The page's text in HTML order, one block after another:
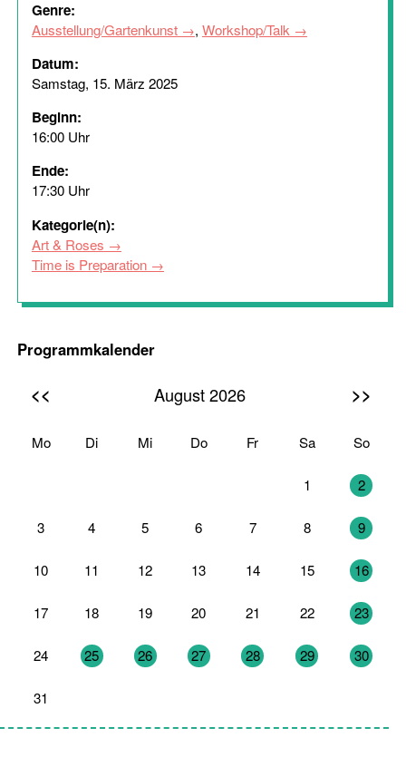
Genre:
Ausstellung/Gartenkunst , Workshop/Talk
Datum:
Samstag, 15. März 2025
Beginn:
16:00 Uhr
Ende:
17:30 Uhr
Kategorie(n):
Art & Roses
Time is Preparation
Programmkalender
<< August 2026 >>
Mo Di Mi Do Fr Sa So
1 2
3 4 5 6 7 8 9
10 11 12 13 14 15 16
17 18 19 20 21 22 23
24 25 26 27 28 29 30
31